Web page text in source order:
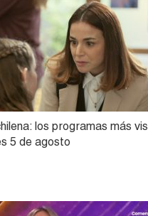
los programas más
5 de agosto